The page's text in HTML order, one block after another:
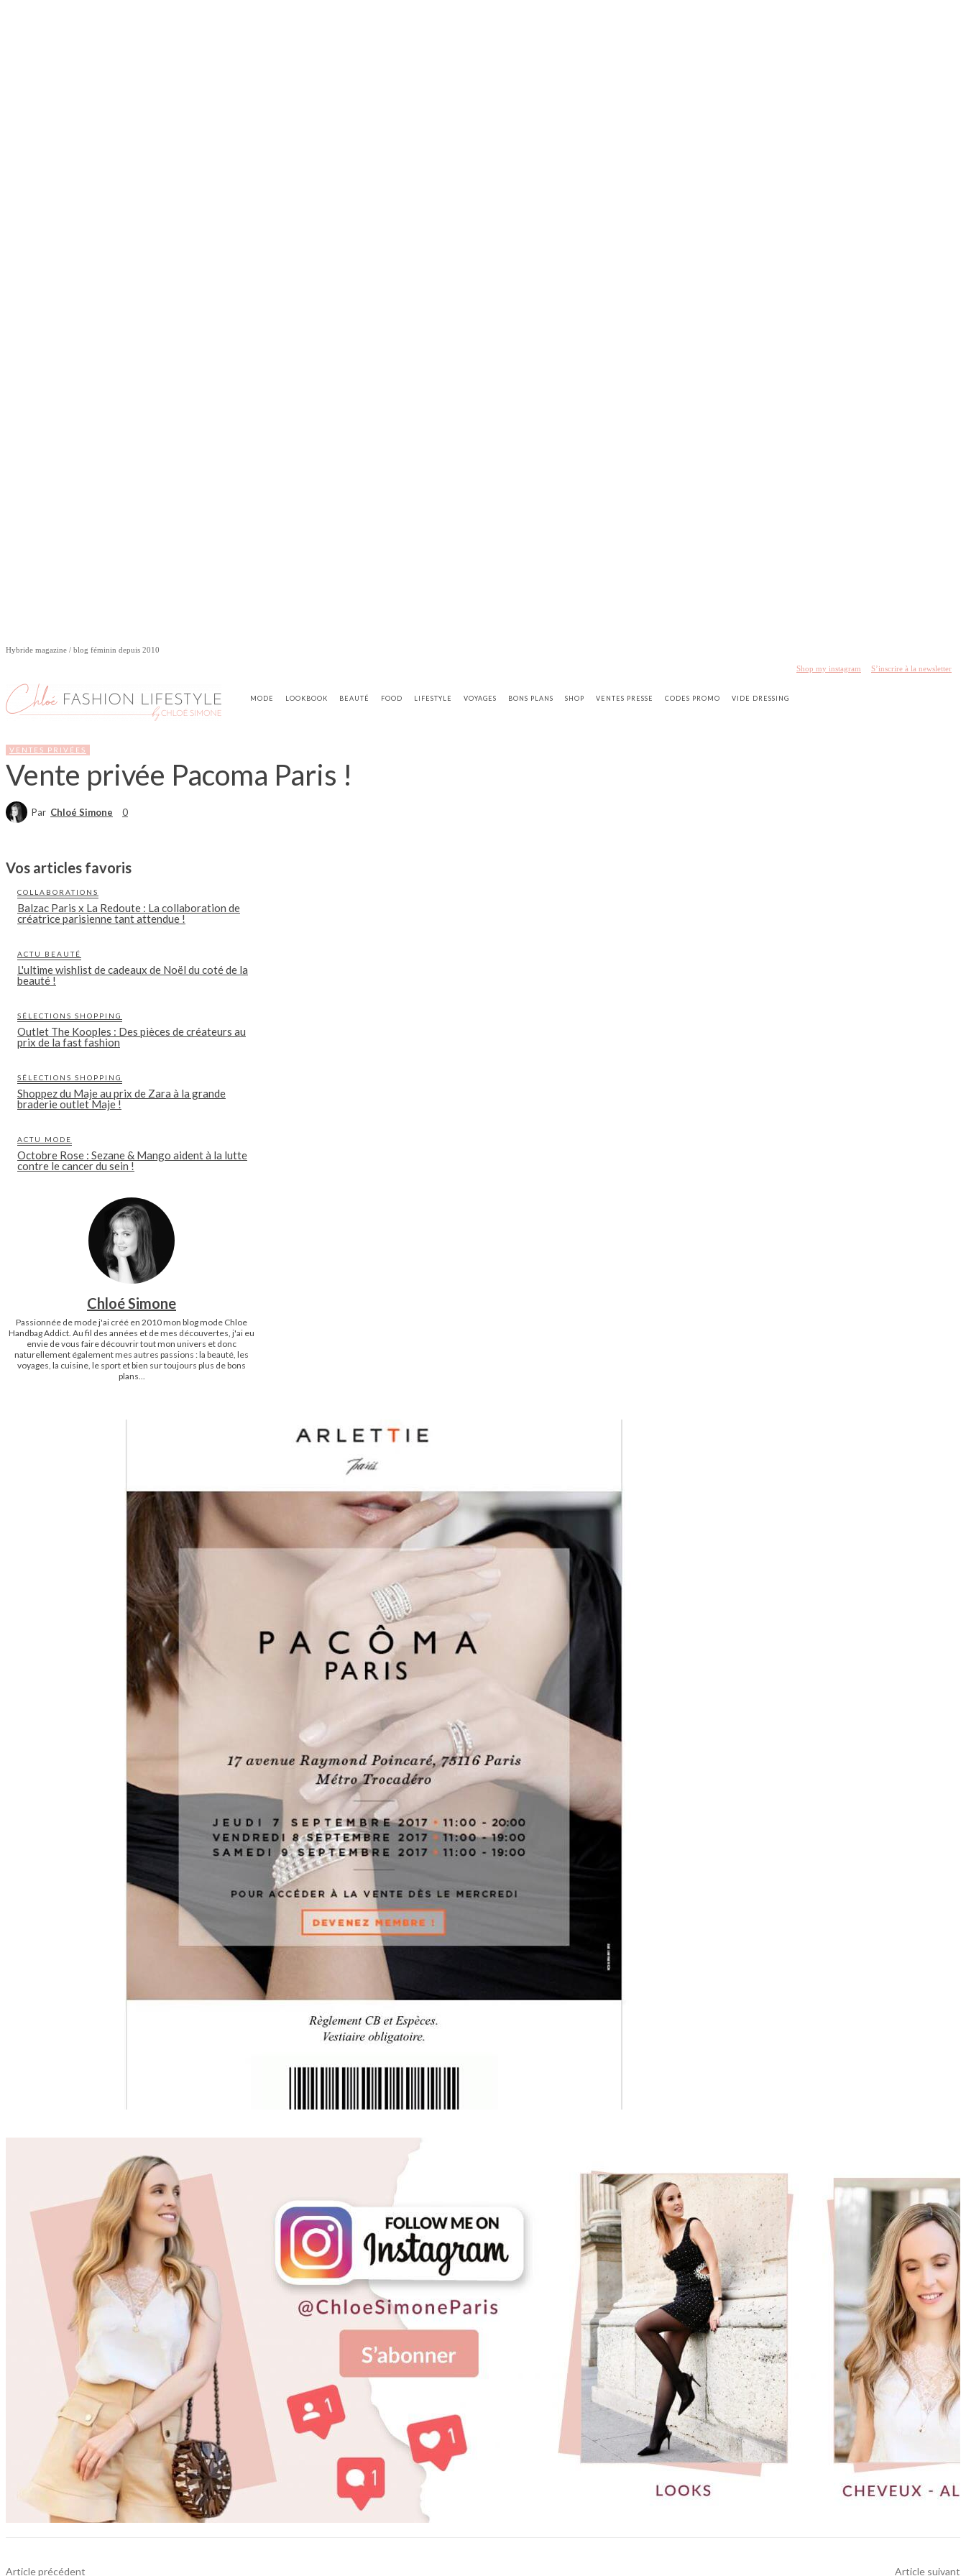
Hybride magazine / blog féminin depuis 2010
Shop my instagram S’inscrire à la newsletter
MODE LOOKBOOK BEAUTÉ FOOD LIFESTYLE VOYAGES BONS PLANS SHOP VENTES PRESSE CODES PROMO VIDE DRESSING
VENTES PRIVÉES
Vente privée Pacoma Paris !
Par Chloé Simone 0
Vos articles favoris
COLLABORATIONS
Balzac Paris x La Redoute : La collaboration de
créatrice parisienne tant attendue !
ACTU BEAUTÉ
L'ultime wishlist de cadeaux de Noël du coté de la
beauté !
SÉLECTIONS SHOPPING
Outlet The Kooples : Des pièces de créateurs au
prix de la fast fashion
SÉLECTIONS SHOPPING
Shoppez du Maje au prix de Zara à la grande
braderie outlet Maje !
ACTU MODE
Octobre Rose : Sezane & Mango aident à la lutte
contre le cancer du sein !
Chloé Simone
Passionnée de mode j'ai créé en 2010 mon blog mode Chloe
Handbag Addict. Au fil des années et de mes découvertes, j'ai eu
envie de vous faire découvrir tout mon univers et donc
naturellement également mes autres passions : la beauté, les
voyages, la cuisine, le sport et bien sur toujours plus de bons
plans...
Article précédent Article suivant